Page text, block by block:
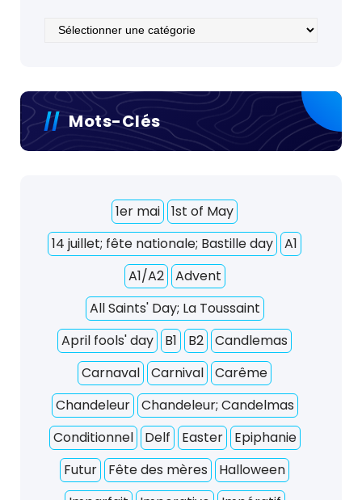
Catégories
Mots-Clés
1er mai
1st of May
14 juillet; fête nationale; Bastille day
A1
A1/A2
Advent
All Saints' Day; La Toussaint
April fools' day
B1 B2
Candlemas
Carnaval
Carnival
Carême
Chandeleur
Chandeleur; Candelmas
Conditionnel
Delf Easter
Epiphanie
Futur
Fête des mères
Halloween